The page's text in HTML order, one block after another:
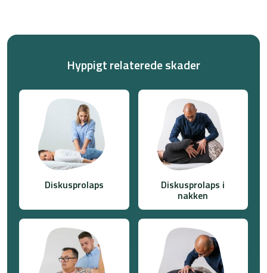
Hyppigt relaterede skader
Diskusprolaps Diskusprolaps i
nakken